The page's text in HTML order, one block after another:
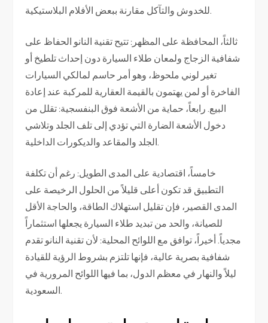
للخدوش والتآكل مقارنة ببعض الأفلام البلاستيكية.
ثالثاً، المحافظة على المظهر: تتيح تقنية النانو الحفاظ على
شفافية الزجاج ولمعان طلاء السيارة دون إحداث تلطيخ أو
تغير لوني ملحوظ، وهو أمر حاسم لمالكي السيارات
الفاخرة أو لمن يهتمون بالقيمة العقارية للمركبة عند إعادة
البيع. رابعاً، حماية من الأشعة فوق البنفسجية: تقلل من
دخول الأشعة الضارة التي تؤدي إلى تلف الجلد وتلاشي
الجلد والمقاعد والديكورات الداخلية.
خامساً، اقتصادية على المدى الطويل: رغم أن تكلفة
التطبيق قد تكون أعلى قليلاً من الحلول الرخيصة على
المدى القصير، فإن تقليل استهلاك الطاقة، والحاجة الأقل
للصيانة، والحد من تبديد طلاء السيارة يجعلها استثماراً
مجدياً. أخيراً، توافق مع اللوائح المحلية: لأن تقنية النانو تقدم
شفافية بصرية عالية، فإنها تلتزم بشروط الرؤية للقيادة
ليلاً والنهار في معظم الدول، بما فيها اللوائح المرورية في
السعودية.